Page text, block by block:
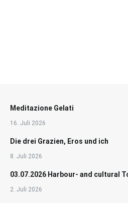
Meditazione Gelati
16. Juli 2026
Die drei Grazien, Eros und ich
8. Juli 2026
03.07.2026 Harbour- and cultural
2. Juli 2026